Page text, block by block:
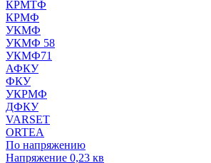
КРМТФ
КРМФ
УКМФ
УКМФ 58
УКМФ71
АФКУ
ФКУ
УКРМФ
ДФКУ
VARSET
ORTEA
По напряжению
Напряжение 0,23 кв